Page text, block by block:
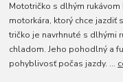
Mototričko s dlhým
motorkára, ktorý chce jazdiť
tričko je navrhnuté s dlhými
chladom. Jeho pohodlný a
pohyblivosť počas jazdy. ...